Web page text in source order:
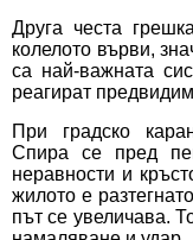
Друга честа
колелото върви,
са най-важната
реагират
При градско
Спира се пред
неравности и
жилото е
път се увеличава.